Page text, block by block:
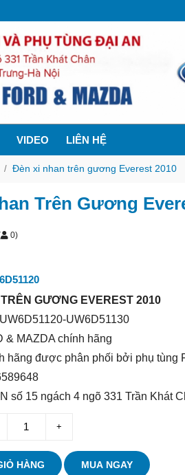
VIDEO LIÊN HỆ
Đèn xi nhan trên gương Everest 2010
Trên Gương
0)
GƯƠNG EVEREST 2010
UW6D51130
& MAZDA chính hãng
hãng được phân phối bởi phụ tùng
số 15 ngách 4 ngõ 331 Trần Khát
tang
HÀNG MUA NGAY